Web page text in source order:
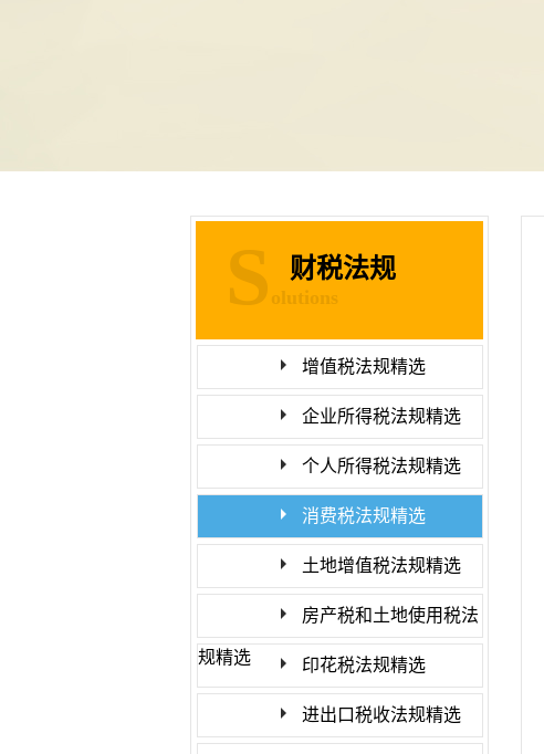
财税法规
S olutions
增值税法规精选
企业所得税法规精选
个人所得税法规精选
消费税法规精选
土地增值税法规精选
房产税和土地使用税法
规精选 印花税法规精选
进出口税收法规精选